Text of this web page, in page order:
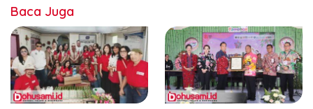
Baca Juga